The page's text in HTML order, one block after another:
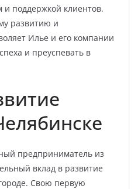
и поддержкой клиентов.
развитию и
Илье и его компании
и преуспевать в
предприниматель из
вклад в развитие
Свою первую